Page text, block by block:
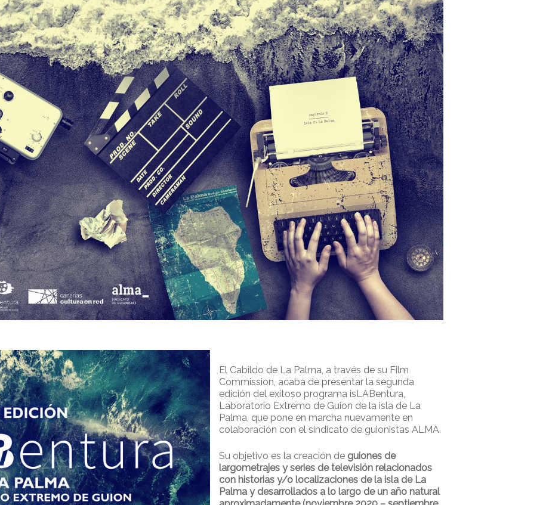
El Cabildo de La Palma, a través de su Film
Commission, acaba de presentar la segunda
edición del exitoso programa isLABentura,
Laboratorio Extremo de Guion de la isla de La
Palma, que pone en marcha nuevamente en
colaboración con el sindicato de guionistas ALMA.
Su objetivo es la creación de guiones de
largometrajes y series de televisión relacionados
con historias y/o localizaciones de la isla de La
Palma y desarrollados a lo largo de un año natural